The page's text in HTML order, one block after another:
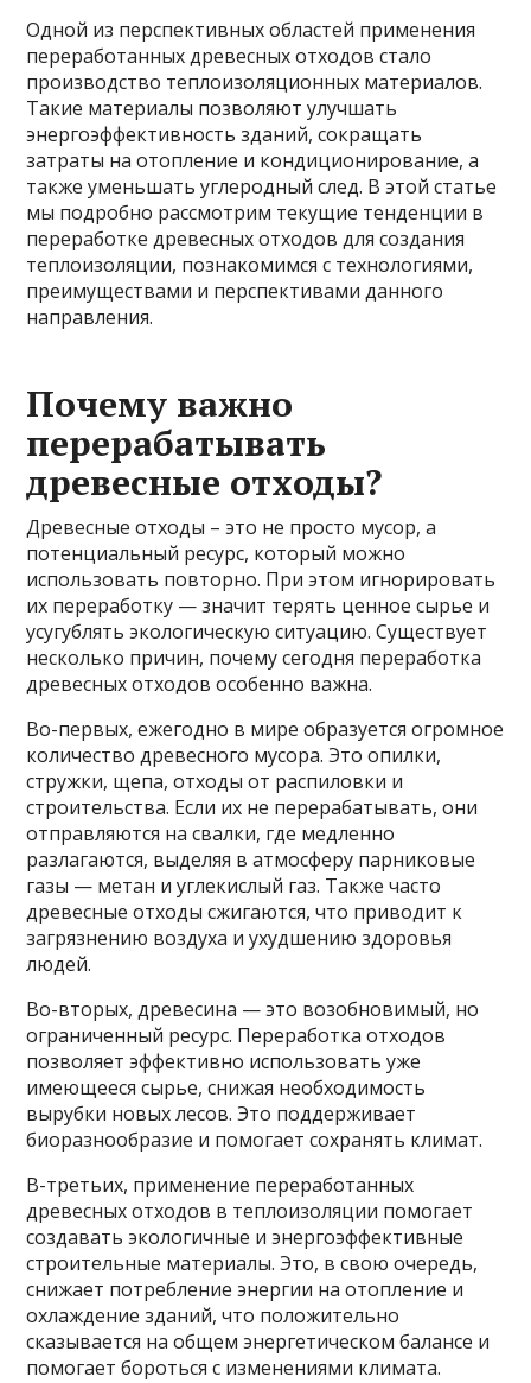
Одной из перспективных областей применения
переработанных древесных отходов стало
производство теплоизоляционных материалов.
Такие материалы позволяют улучшать
энергоэффективность зданий, сокращать
затраты на отопление и кондиционирование, а
также уменьшать углеродный след. В этой статье
мы подробно рассмотрим текущие тенденции в
переработке древесных отходов для создания
теплоизоляции, познакомимся с технологиями,
преимуществами и перспективами данного
направления.
Почему важно
перерабатывать
древесные отходы?
Древесные отходы – это не просто мусор, а
потенциальный ресурс, который можно
использовать повторно. При этом игнорировать
их переработку — значит терять ценное сырье и
усугублять экологическую ситуацию. Существует
несколько причин, почему сегодня переработка
древесных отходов особенно важна.
Во-первых, ежегодно в мире образуется огромное
количество древесного мусора. Это опилки,
стружки, щепа, отходы от распиловки и
строительства. Если их не перерабатывать, они
отправляются на свалки, где медленно
разлагаются, выделяя в атмосферу парниковые
газы — метан и углекислый газ. Также часто
древесные отходы сжигаются, что приводит к
загрязнению воздуха и ухудшению здоровья
людей.
Во-вторых, древесина — это возобновимый, но
ограниченный ресурс. Переработка отходов
позволяет эффективно использовать уже
имеющееся сырье, снижая необходимость
вырубки новых лесов. Это поддерживает
биоразнообразие и помогает сохранять климат.
В-третьих, применение переработанных
древесных отходов в теплоизоляции помогает
создавать экологичные и энергоэффективные
строительные материалы. Это, в свою очередь,
снижает потребление энергии на отопление и
охлаждение зданий, что положительно
сказывается на общем энергетическом балансе и
помогает бороться с изменениями климата.